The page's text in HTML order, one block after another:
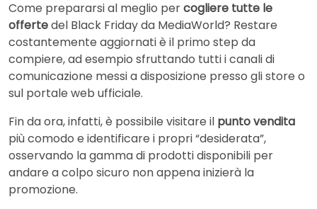
Come prepararsi al meglio percogliere tutte le
offertedel Black Friday da MediaWorld? Restare
costantemente aggiornati è il primo step da
compiere, ad esempio sfruttando tutti i canali di
comunicazione messi a disposizione presso gli store o
sul portale web ufficiale.
Fin da ora, infatti, è possibile visitare il punto vendita
più comodo e identificare i propri “desiderata”,
osservando la gamma di prodotti disponibili per
andare a colpo sicuro non appena inizierà la
promozione.